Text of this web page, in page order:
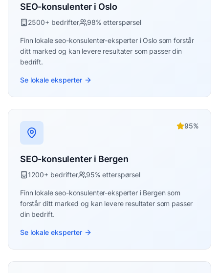
SEO-konsulenter i Oslo
2500+ bedrifter 98% etterspørsel
Finn lokale seo-konsulenter-eksperter iOslosom forstår
ditt marked og kan levere resultater som passer din
bedrift.
Se lokale eksperter
95%
SEO-konsulenter i Bergen
1200+ bedrifter 95% etterspørsel
Finn lokale seo-konsulenter-eksperter i Bergen som
forstår ditt marked og kan levere resultater som passer
din bedrift.
Se lokale eksperter